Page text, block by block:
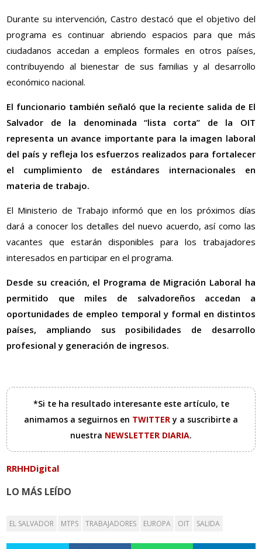
Durante su intervención, Castro destacó que el objetivo del
programa es continuar abriendo espacios para que más
ciudadanos accedan a empleos formales en otros países,
contribuyendo al bienestar de sus familias y al desarrollo
económico nacional.
El funcionario también señaló que la reciente salida de El
Salvador de la denominada “lista corta” de la OIT
representa un avance importante para la imagen laboral
del país y refleja los esfuerzos realizados para fortalecer
el cumplimiento de estándares internacionales en
materia de trabajo.
El Ministerio de Trabajo informó que en los próximos días
dará a conocer los detalles del nuevo acuerdo, así como las
vacantes que estarán disponibles para los trabajadores
interesados en participar en el programa.
Desde su creación, el Programa de Migración Laboral ha
permitido que miles de salvadoreños accedan a
oportunidades de empleo temporal y formal en distintos
países, ampliando sus posibilidades de desarrollo
profesional y generación de ingresos.
*Si te ha resultado interesante este artículo, te
animamos a seguirnos en TWITTERy a suscribirte a
nuestra NEWSLETTER DIARIA.
RRHHDigital
LO MÁS LEÍDO
EL SALVADOR MTPS TRABAJADORES EUROPA OIT SALIDA